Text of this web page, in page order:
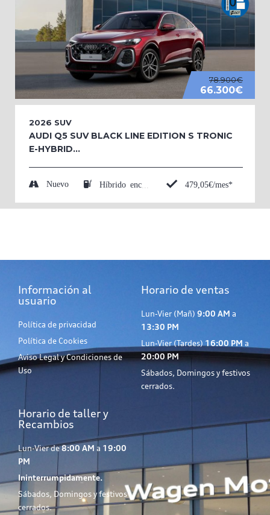
78.900€
66.300€
2026 SUV
AUDI Q5 SUV BLACK LINE EDITION S TRONIC
E-HYBRID...
Nuevo 479,05€/mes*
Información al
usuario
Política de privacidad
Política de Cookies
Aviso Legal y Condiciones de
Uso
Horario de ventas
Lun-Vier (Mañ) 9:00 AM a
13:30 PM
Lun-Vier (Tardes)16:00 PM a
20:00 PM
Sábados, Domingos y festivos
cerrados.
Horario de taller y
Recambios
Lun-Vier de8:00 AM a 19:00
PM
Ininterrumpidamente.
Sábados, Domingos y festivos
cerrados.